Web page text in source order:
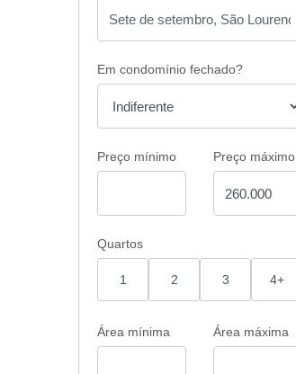
Em condomínio fechado?
Preço mínimo Preço máximo
Quartos
1 2 3 4+
Área mínima Área máxima